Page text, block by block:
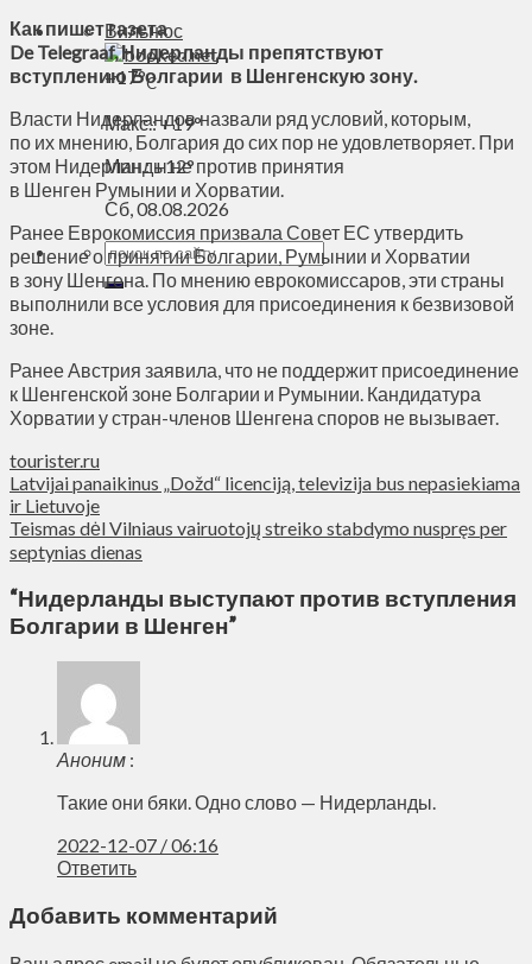
Вильнюс
+17°C
Макс.:+19°
Мин.:+12°
Сб, 08.08.2026
Как пишет газета
De Telegraaf, Нидерланды препятствуют
вступлению Болгарии в Шенгенскую зону.
Власти Нидерландов назвали ряд условий, которым,
по их мнению, Болгария до сих пор не удовлетворяет. При
этом Нидерланды не против принятия
в Шенген Румынии и Хорватии.
Ранее Еврокомиссия призвала Совет ЕС утвердить
решение о принятии Болгарии, Румынии и Хорватии
в зону Шенгена. По мнению еврокомиссаров, эти страны
выполнили все условия для присоединения к безвизовой
зоне.
Ранее Австрия заявила, что не поддержит присоединение
к Шенгенской зоне Болгарии и Румынии. Кандидатура
Хорватии у стран-членов Шенгена споров не вызывает.
tourister.ru
Latvijai panaikinus „Dožd“ licenciją, televizija bus nepasiekiama
ir Lietuvoje
Teismas dėl Vilniaus vairuotojų streiko stabdymo nuspręs per
septynias dienas
“Нидерланды выступают против вступления
Болгарии в Шенген”
Аноним :
Такие они бяки. Одно слово — Нидерланды.
2022-12-07 / 06:16
Ответить
Добавить комментарий